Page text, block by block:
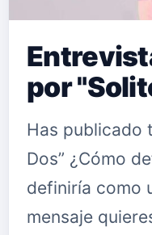
por
Has publicado
Dos” ¿Cómo
definiría como
mensaje